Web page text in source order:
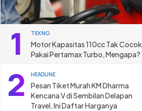
1 TEKNO
Motor Kapasitas 110cc Tak Cocok
Pakai Pertamax Turbo, Mengapa?
2 HEADLINE
Pesan Tiket Murah KM Dharma
Kencana V di Sembilan Delapan
Travel, Ini Daftar Harganya